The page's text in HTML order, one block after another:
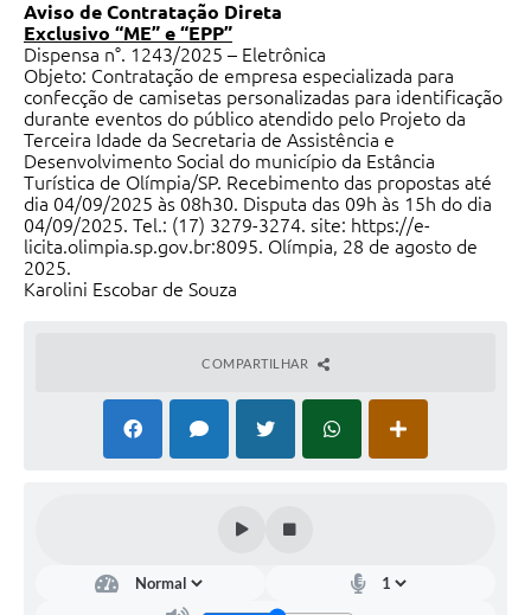
Aviso de Contratação Direta
Exclusivo “ME” e “EPP”
Dispensa n°. 1243/2025 – Eletrônica
Objeto: Contratação de empresa especializada para
confecção de camisetas personalizadas para identificação
durante eventos do público atendido pelo Projeto da
Terceira Idade da Secretaria de Assistência e
Desenvolvimento Social do município da Estância
Turística de Olímpia/SP. Recebimento das propostas até
dia 04/09/2025 às 08h30. Disputa das 09h às 15h do dia
04/09/2025. Tel.: (17) 3279-3274. site: https://e-
licita.olimpia.sp.gov.br:8095. Olímpia, 28 de agosto de
2025.
Karolini Escobar de Souza
COMPARTILHAR